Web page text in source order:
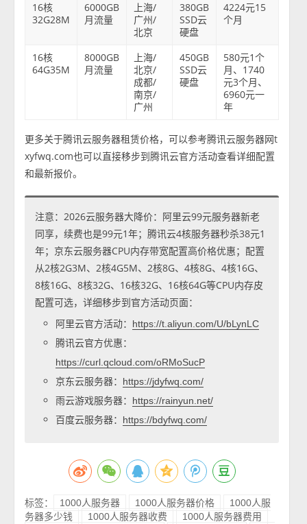
16核
32G28M
6000GB
月流量
上海/
广州/
北京
380GB
SSD云
硬盘
4224元15
个月
16核
64G35M
8000GB
月流量
上海/
北京/
成都/
南京/
广州
450GB
SSD云
硬盘
580元1个
月、1740
元3个月、
6960元一
年
更多关于腾讯云服务器租赁价格，可以参考腾讯云服务器网t
xyfwq.com也可以直接移步到腾讯云官方活动查看详细配置
和最新报价。
注意：2026云服务器大降价：阿里云99元服务器新老
同享，续费也是99元1年；腾讯云4核服务器秒杀38元1
年；京东云服务器CPU内存带宽配置高价格优惠；配置
从2核2G3M、2核4G5M、2核8G、4核8G、4核16G、
8核16G、8核32G、16核32G、16核64G等CPU内存皮
配置可选，详细移步到官方活动页面：
阿里云官方活动：
https://t.aliyun.com/U/bLynLC
腾讯云官方优惠：
https://curl.qcloud.com/oRMoSucP
京东云服务器： https://jdyfwq.com/
雨云游戏服务器： https://rainyun.net/
百度云服务器： https://bdyfwq.com/
标签： 1000人服务器 1000人服务器价格
1000人服
务器多少钱
1000人服务器收费
1000人服务器费用